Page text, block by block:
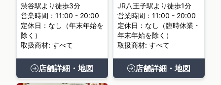
渋谷駅より徒歩3分
営業時間：11:00 - 20:00
定休日：なし（年末年始を
除く）
取扱商材: すべて
店舗詳細・地図
JR八王子駅より徒歩1分
営業時間：11:00 - 20:00
定休日：なし（臨時休業・
年末年始を除く）
取扱商材: すべて
店舗詳細・地図